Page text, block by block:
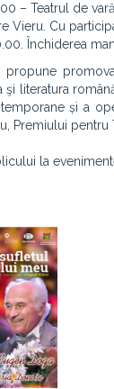
– Teatrul de
Vieru. Cu
Închiderea
propune
şi literatura
și a
Premiului pentru
la